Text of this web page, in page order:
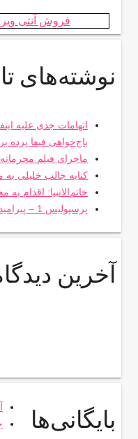
فروش آنتی
نوشته‌های
اتهامات جدی علیه
باج‌خواهی فیفا پرده
ماجرای فیلم
کنایه جالب خلیلی
خاتم‌الانبیا: اقدام
پرسپولیس 1 – پیرامیدز 0: شکست قهرمان آفریقا!
آخرین
بایگانی‌ها